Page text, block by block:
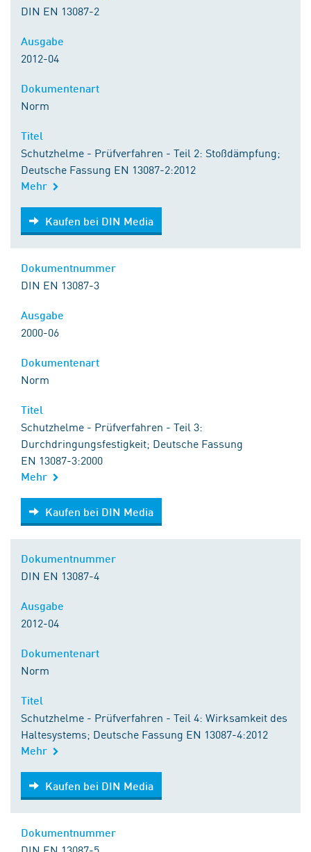
DIN EN 13087-2
2012-04
Norm
Schutzhelme - Prüfverfahren - Teil 2: Stoßdämpfung;
Deutsche Fassung EN 13087-2:2012
Mehr
Kaufen bei DIN Media
Kaufen bei DIN Media
DIN EN 13087-3
2000-06
Norm
Schutzhelme - Prüfverfahren - Teil 3:
Durchdringungsfestigkeit; Deutsche Fassung
EN 13087-3:2000
Mehr
Kaufen bei DIN Media
Kaufen bei DIN Media
DIN EN 13087-4
2012-04
Norm
Schutzhelme - Prüfverfahren - Teil 4: Wirksamkeit des
Haltesystems; Deutsche Fassung EN 13087-4:2012
Mehr
Kaufen bei DIN Media
Kaufen bei DIN Media